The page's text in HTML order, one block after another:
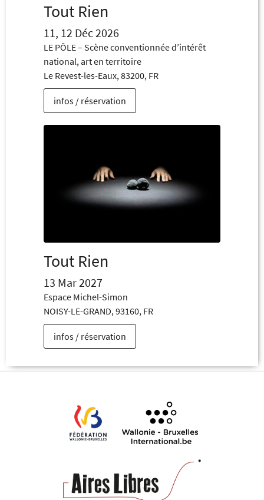
Tout Rien
11, 12 Déc 2026
LE PÔLE – Scène conventionnée d’intérêt
national, art en territoire
Le Revest-les-Eaux, 83200, FR
infos / réservation
Tout Rien
13 Mar 2027
Espace Michel-Simon
NOISY-LE-GRAND, 93160, FR
infos / réservation